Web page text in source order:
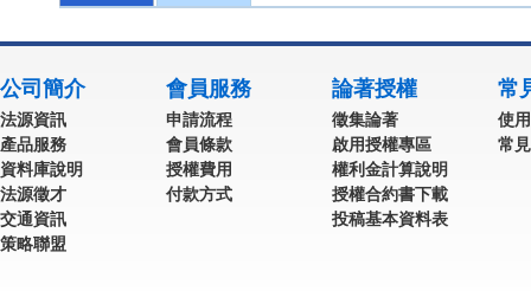
公司簡介
法源資訊
產品服務
資料庫說明
法源徵才
交通資訊
策略聯盟
會員服務
申請流程
會員條款
授權費用
付款方式
論著授權
徵集論著
啟用授權專區
權利金計算說明
授權合約書下載
投稿基本資料表
常
使
常